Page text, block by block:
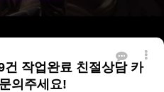
작업완료 친절상담 카
의주세요!